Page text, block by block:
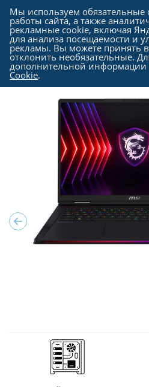
Каталог - Ноутбуки,
Ноутбуки в Москве
Мы используем обязательные
работы сайта, а также
рекламные cookie, включая
для анализа посещаемости и
рекламы. Вы можете принять
отклонить необязательные.
дополнительной информации
Cookie.